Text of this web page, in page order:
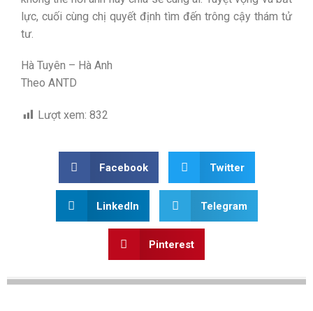
lực, cuối cùng chị quyết định tìm đến trông cậy thám tử
tư.
Hà Tuyên – Hà Anh
Theo ANTD
Lượt xem: 832
Facebook Twitter
LinkedIn Telegram
Pinterest